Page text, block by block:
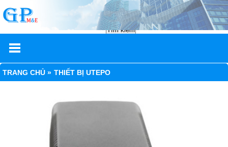
TRANG CHỦ » THIẾT BỊ UTEPO